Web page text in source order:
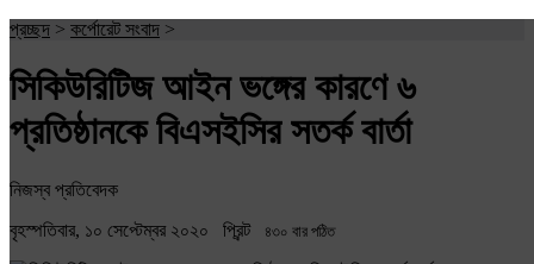
প্রচ্ছদ > কর্পোরেট সংবাদ >
সিকিউরিটিজ আইন ভঙ্গের কারণে ৬
প্রতিষ্ঠানকে বিএসইসির সতর্ক বার্তা
নিজস্ব প্রতিবেদক
বৃহস্পতিবার, ১০ সেপ্টেম্বর ২০২০ প্রিন্ট ৪৩০ বার পঠিত